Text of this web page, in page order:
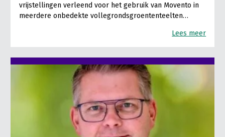
vrijstellingen verleend voor het gebruik van Movento in
meerdere onbedekte vollegrondsgroententeelten…
Lees meer